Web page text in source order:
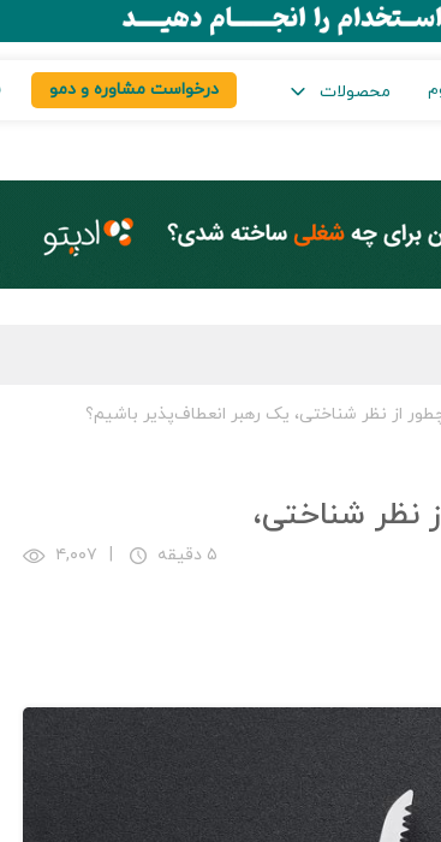
محصولات درخواست مشاوره و دمو
از نظر شناختی، یک رهبر انعطاف‌پذیر باشیم؟
نظر شناختی،
۵ دقیقه | ۴,۰۰۷